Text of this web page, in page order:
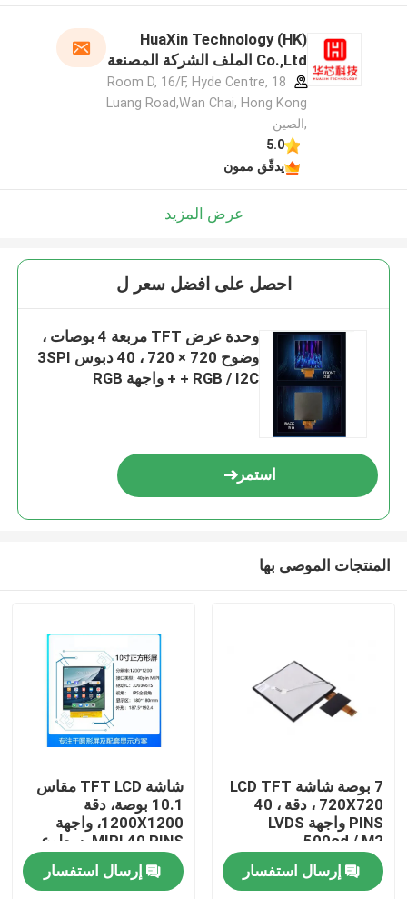
بيت
HuaXin Technology (HK)
Co.,Ltd الملف الشركة المصنعة
Room D, 16/F, Hyde Centre, 18
Luang Road,Wan Chai, Hong Kong
,الصين
5.0
يدقّق ممون
عرض المزيد
احصل على افضل سعر ل
وحدة عرض TFT مربعة 4 بوصات ،
وضوح 720 × 720 ، 40 دبوس 3SPI
+ RGB / I2C + واجهة RGB
استمر
المنتجات الموصى بها
7 بوصة شاشة LCD TFT
، 720X720 دقة ، 40
PINS واجهة LVDS
500cd / M2
إرسال استفسار
شاشة TFT LCD مقاس
10.1 بوصة، دقة
1200X1200، واجهة
MIPI 40 PINS، سطوع
عالي 1000cd/M2
إرسال استفسار